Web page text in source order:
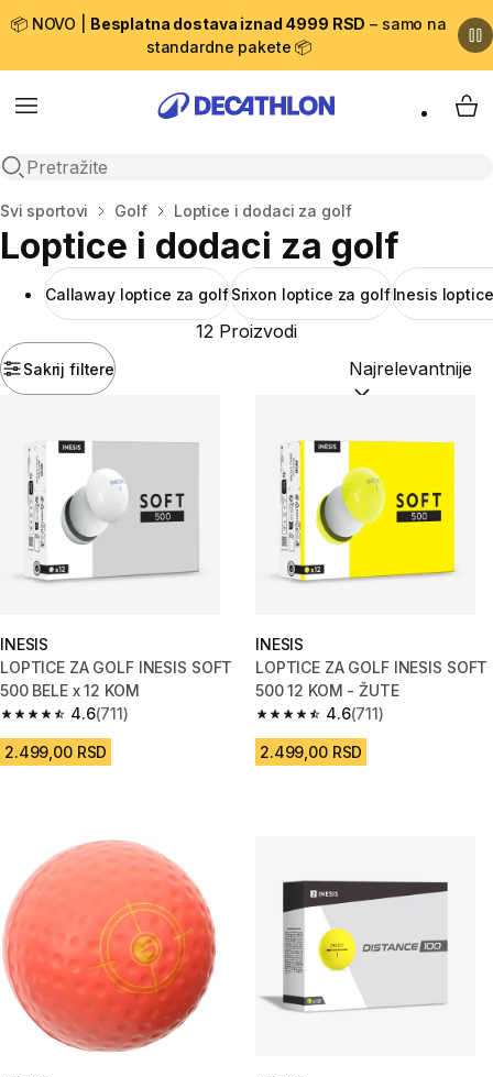
📦 NOVO | Besplatna dostava iznad 4999 RSD – samo na
standardne pakete 📦
Menu
Open search
My
Početna stranica
Svi sportovi Golf Loptice i dodaci za golf
Loptice i dodaci za golf
Callaway loptice za golfSrixon loptice za golf Inesis
Sakrij filtere
12 Proizvodi
Sortiraj po:
INESIS
LOPTICE ZA GOLF INESIS SOFT
500 BELE x 12 KOM
4.6
4.6 od 5 zvezdica from 711 Recenzije
(711)
2.499,00 RSD
INESIS
LOPTICE ZA GOLF INESIS SOFT
500 12 KOM - ŽUTE
4.6
4.6 od 5 zvezdica from 711
(711)
2.499,00 RSD